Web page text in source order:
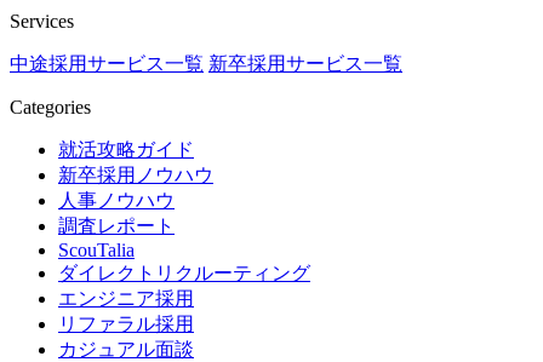
Services
中途採用サービス一覧 新卒採用サービス一覧
Categories
就活攻略ガイド
新卒採用ノウハウ
人事ノウハウ
調査レポート
ScouTalia
ダイレクトリクルーティング
エンジニア採用
リファラル採用
カジュアル面談